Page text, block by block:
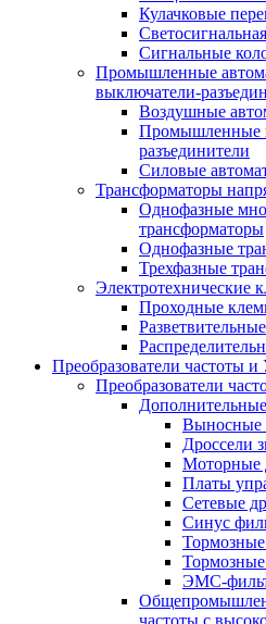
Кулачковые
Сигнальные
Промышленные
выключатели-
Воздушные
Промышленные
разъединители
Силовые
Трансформаторы
Однофазные
трансформаторы
Однофазные
Трехфазные
Электротехнические
Проходные
Преобразователи частоты
Преобразователи
Выносные
Дроссели
Моторные
Платы
Сетевые
Синус
ЭМС-